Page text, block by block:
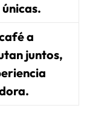
a
juntos,